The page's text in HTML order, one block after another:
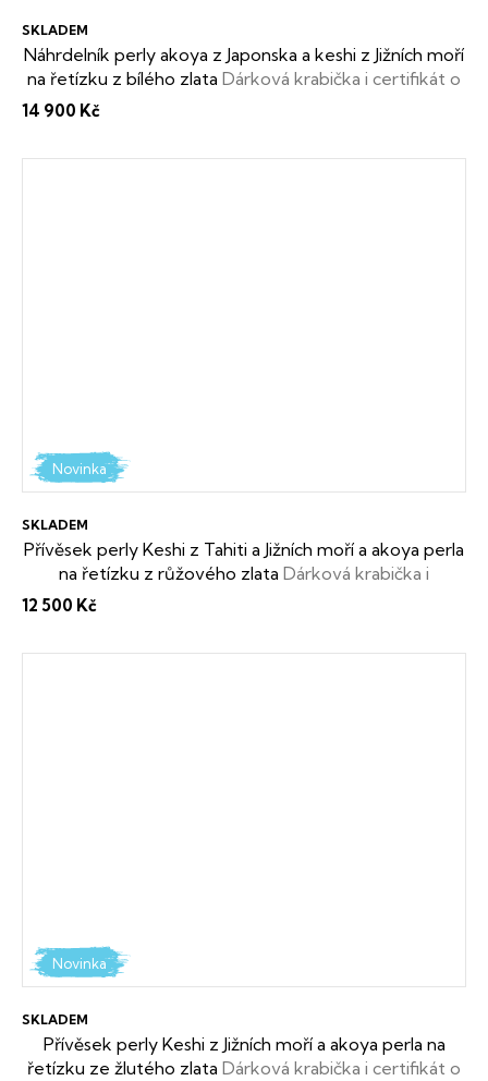
Náhrdelník perly akoya z Japonska a keshi z Jižních moří
na řetízku z bílého zlata Dárková krabička i certifikát o
SKLADEM
14 900 Kč
Novinka
Přívěsek perly Keshi z Tahiti a Jižních moří a akoya perla
na řetízku z růžového zlata Dárková krabička i
SKLADEM
12 500 Kč
Novinka
Přívěsek perly Keshi z Jižních moří a akoya perla na
řetízku ze žlutého zlata Dárková krabička i certifikát o
SKLADEM